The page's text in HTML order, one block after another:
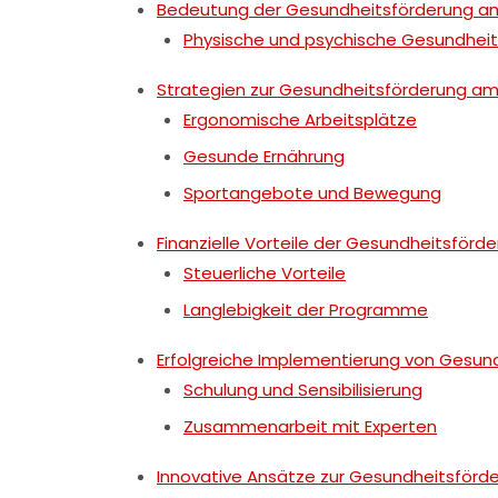
Bedeutung der Gesundheitsförderung
Physische und psychische Gesundheit
Strategien zur Gesundheitsförderung
Ergonomische Arbeitsplätze
Gesunde Ernährung
Sportangebote und Bewegung
Finanzielle Vorteile der
Steuerliche Vorteile
Langlebigkeit der Programme
Erfolgreiche Implementierung von
Schulung und Sensibilisierung
Zusammenarbeit mit Experten
Innovative Ansätze zur